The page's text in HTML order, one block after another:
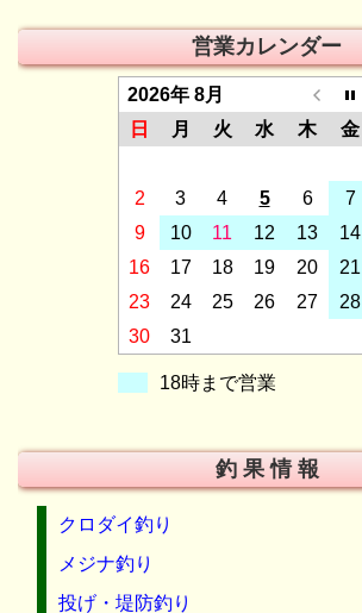
営業カレンダー
2026年 8月
日
月 火 水 木 金
2
3 4 5 6 7
9
10 11 12 13 14
16
17 18 19 20 21
23
24 25 26 27 28
30
31
18時まで営業
釣 果 情 報
クロダイ釣り
メジナ釣り
投げ・堤防釣り